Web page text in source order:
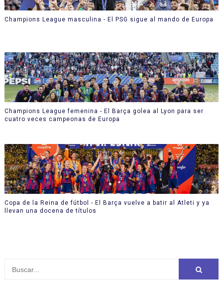
Champions League masculina - El PSG sigue al mando de Europa
Champions League femenina - El Barça golea al Lyon para ser
cuatro veces campeonas de Europa
Copa de la Reina de fútbol - El Barça vuelve a batir al Atleti y ya
llevan una docena de títulos